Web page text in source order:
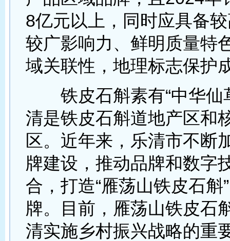
8亿元以上，同时应具备
较广影响力、鲜明质量特
域关联性，地理标志保护
铁皮石斛素有“中华仙
清是铁皮石斛道地产区和
区。近年来，乐清市不断
牌建设，推动品牌和数字
合，打造“雁荡山铁皮石斛
牌。目前，雁荡山铁皮石
清实施乡村振兴战略的重